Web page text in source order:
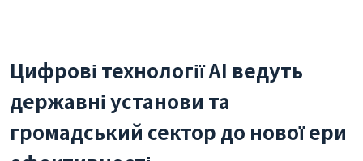
Цифрові технології AI ведуть
державні установи та
громадський сектор до нової ери